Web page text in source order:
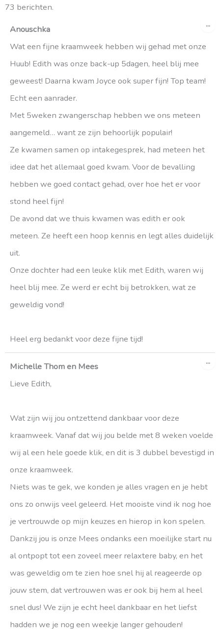
73 berichten.
Anouschka
Wat een fijne kraamweek hebben wij gehad met onze
Huub! Edith was onze back-up 5dagen, heel blij mee
geweest! Daarna kwam Joyce ook super fijn! Top team!
Echt een aanrader.
Met 5weken zwangerschap hebben we ons meteen
aangemeld… want ze zijn behoorlijk populair!
Ze kwamen samen op intakegesprek, had meteen het
idee dat het allemaal goed kwam. Voor de bevalling
hebben we goed contact gehad, over hoe het er voor
stond heel fijn!
De avond dat we thuis kwamen was edith er ook
meteen. Ze heeft een hoop kennis en legt alles duidelijk
uit.
Onze dochter had een leuke klik met Edith, waren wij
heel blij mee. Ze werd er echt bij betrokken, wat ze
geweldig vond!
Heel erg bedankt voor deze fijne tijd!
...
Michelle Thom en Mees
Lieve Edith,
Wat zijn wij jou ontzettend dankbaar voor deze
kraamweek. Vanaf dat wij jou belde met 8 weken voelde
wij al een hele goede klik, en dit is 3 dubbel bevestigd in
onze kraamweek.
Niets was te gek, we konden je alles vragen en je hebt
ons zo onwijs veel geleerd. Het mooiste vind ik nog hoe
je vertrouwde op mijn keuzes en hierop in kon spelen.
Dankzij jou is onze Mees ondanks een moeilijke start nu
al ontpopt tot een zoveel meer relaxtere baby, en het
was geweldig om te zien hoe snel hij al reageerde op
jouw stem, dat vertrouwen was er ook bij hem al heel
snel dus! We zijn je echt heel dankbaar en het liefst
hadden we je nog een weekje langer gehouden!
...